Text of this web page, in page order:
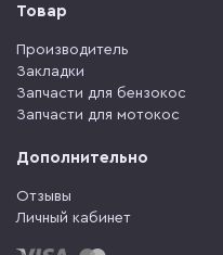
Товар
Производитель
Закладки
Запчасти для бензокос
Запчасти для мотокос
Дополнительно
Отзывы
Личный кабинет